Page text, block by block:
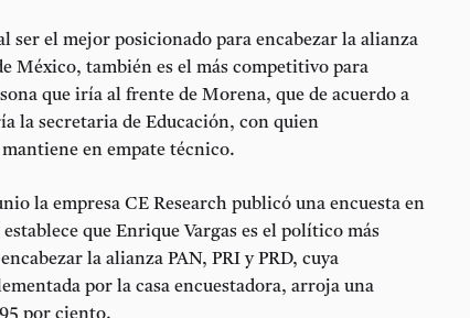
ser el mejor posicionado para encabezar la alianza
México, también es el más competitivo para
que iría al frente de Morena, que de acuerdo a
la secretaria de Educación, con quien
en empate técnico.
la empresa CE Research publicó una encuesta en
que Enrique Vargas es el político más
la alianza PAN, PRI y PRD, cuya
por la casa encuestadora, arroja una